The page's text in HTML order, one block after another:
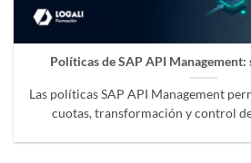
Políticas de SAP API
Las políticas SAP API Management
cuotas, transformación y control